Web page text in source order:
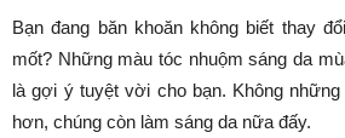
Bạn đang băn khoăn không biết thay
mốt? Những màu tóc nhuộm sáng da
là gợi ý tuyệt vời cho bạn. Không
hơn, chúng còn làm sáng da nữa đấy.